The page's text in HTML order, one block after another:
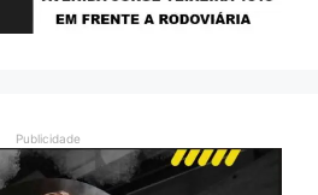
Publicidade